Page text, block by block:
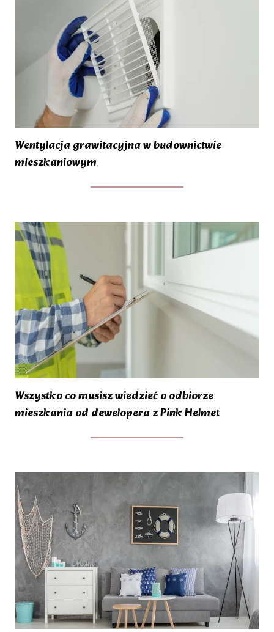
Wentylacja grawitacyjna w budownictwie
mieszkaniowym
Wszystko co musisz wiedzieć o odbiorze
mieszkania od dewelopera z Pink Helmet